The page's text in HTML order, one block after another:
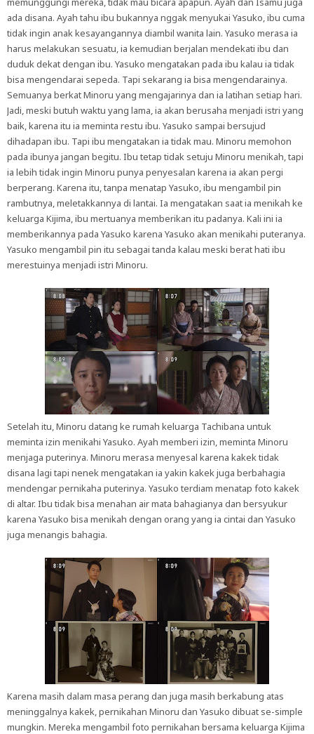
ada disana. Ayah tahu ibu bukannya nggak menyukai Yasuko, ibu cuma
tidak ingin anak kesayangannya diambil wanita lain. Yasuko merasa ia
harus melakukan sesuatu, ia kemudian berjalan mendekati ibu dan
duduk dekat dengan ibu. Yasuko mengatakan pada ibu kalau ia tidak
bisa mengendarai sepeda. Tapi sekarang ia bisa mengendarainya.
Semuanya berkat Minoru yang mengajarinya dan ia latihan setiap hari.
Jadi, meski butuh waktu yang lama, ia akan berusaha menjadi istri yang
baik, karena itu ia meminta restu ibu. Yasuko sampai bersujud
dihadapan ibu. Tapi ibu mengatakan ia tidak mau. Minoru memohon
pada ibunya jangan begitu. Ibu tetap tidak setuju Minoru menikah, tapi
ia lebih tidak ingin Minoru punya penyesalan karena ia akan pergi
berperang. Karena itu, tanpa menatap Yasuko, ibu mengambil pin
rambutnya, meletakkannya di lantai. Ia mengatakan saat ia menikah ke
keluarga Kijima, ibu mertuanya memberikan itu padanya. Kali ini ia
memberikannya pada Yasuko karena Yasuko akan menikahi puteranya.
Yasuko mengambil pin itu sebagai tanda kalau meski berat hati ibu
merestuinya menjadi istri Minoru.
Setelah itu, Minoru datang ke rumah keluarga Tachibana untuk
meminta izin menikahi Yasuko. Ayah memberi izin, meminta Minoru
menjaga puterinya. Minoru merasa menyesal karena kakek tidak
disana lagi tapi nenek mengatakan ia yakin kakek juga berbahagia
mendengar pernikaha puterinya. Yasuko terdiam menatap foto kakek
di altar. Ibu tidak bisa menahan air mata bahagianya dan bersyukur
karena Yasuko bisa menikah dengan orang yang ia cintai dan Yasuko
juga menangis bahagia.
Karena masih dalam masa perang dan juga masih berkabung atas
meninggalnya kakek, pernikahan Minoru dan Yasuko dibuat se-simple
mungkin. Mereka mengambil foto pernikahan bersama keluarga Kijima